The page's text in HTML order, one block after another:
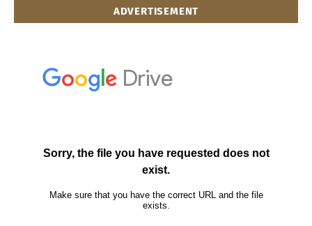
ADVERTISEMENT